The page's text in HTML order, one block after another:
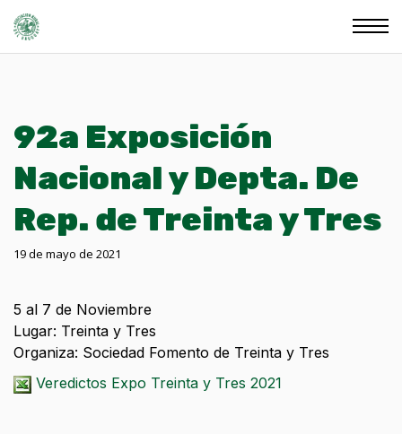
92a Exposición
Nacional y Depta. De
Rep. de Treinta y Tres
19 de mayo de 2021
5 al 7 de Noviembre
Lugar: Treinta y Tres
Organiza: Sociedad Fomento de Treinta y Tres
Veredictos Expo Treinta y Tres 2021